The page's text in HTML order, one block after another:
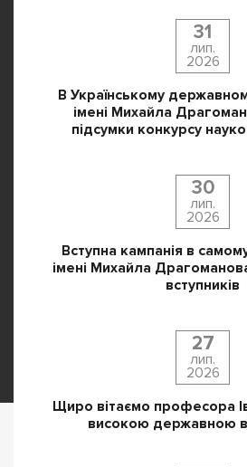
31
лип.
2026
В Українському
імені Михайла
підсумки конкурсу
30
лип.
2026
Вступна кампанія в
імені Михайла
вступників
27
лип.
2026
Щиро вітаємо професора
високою державною